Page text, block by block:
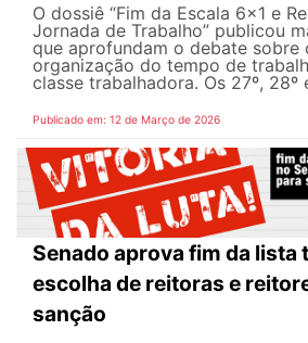
O dossiê “Fim da Escala 6×1 e
Jornada de Trabalho” publicou
que aprofundam o debate sobre
organização do tempo de
classe trabalhadora. Os 27º, 28º
Publicado em: 12 de Março de 2026
Senado aprova fim da lista
escolha de reitoras e
sanção